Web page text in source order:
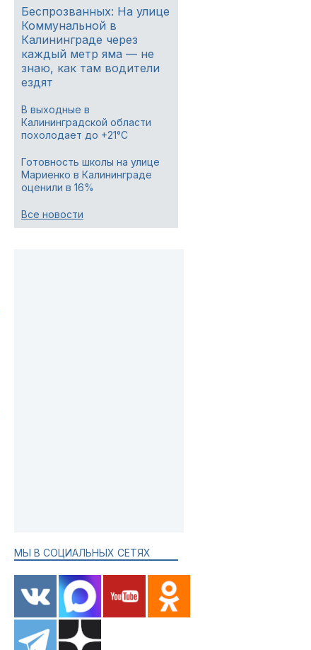
Беспрозванных: На улице
Коммунальной в
Калининграде через
каждый метр яма — не
знаю, как там водители
ездят
В выходные в
Калининградской области
похолодает до +21°C
Готовность школы на улице
Мариенко в Калининграде
оценили в 16%
Все новости
МЫ В СОЦИАЛЬНЫХ СЕТЯХ